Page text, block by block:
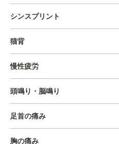
シンスプリント
猫背
慢性疲労
頭鳴り・脳鳴り
足首の痛み
胸の痛み